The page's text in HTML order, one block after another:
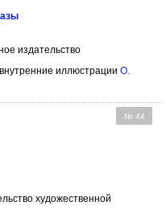
издательство
иллюстрации О.
№ 44
художественной